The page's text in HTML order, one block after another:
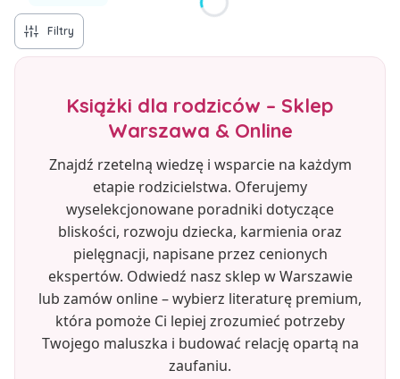
Filtry
Książki dla rodziców – Sklep
Warszawa & Online
Znajdź rzetelną wiedzę i wsparcie na każdym
etapie rodzicielstwa. Oferujemy
wyselekcjonowane poradniki dotyczące
bliskości, rozwoju dziecka, karmienia oraz
pielęgnacji, napisane przez cenionych
ekspertów. Odwiedź nasz sklep w Warszawie
lub zamów online – wybierz literaturę premium,
która pomoże Ci lepiej zrozumieć potrzeby
Twojego maluszka i budować relację opartą na
zaufaniu.